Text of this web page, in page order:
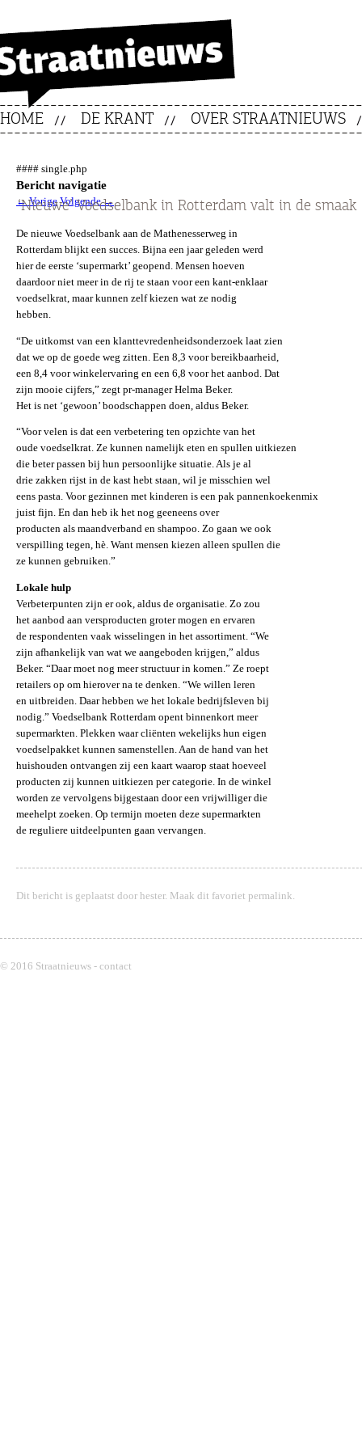
HOME DE KRANT OVER STRAATNIEUWS
#### single.php
Bericht navigatie
←Vorige Volgende→
‘Nieuwe’ Voedselbank in Rotterdam valt in de smaak
De nieuwe Voedselbank aan de Mathenesserweg in
Rotterdam blijkt een succes. Bijna een jaar geleden werd
hier de eerste ‘supermarkt’ geopend. Mensen hoeven
daardoor niet meer in de rij te staan voor een kant-enklaar
voedselkrat, maar kunnen zelf kiezen wat ze nodig
hebben.
“De uitkomst van een klanttevredenheidsonderzoek laat zien
dat we op de goede weg zitten. Een 8,3 voor bereikbaarheid,
een 8,4 voor winkelervaring en een 6,8 voor het aanbod. Dat
zijn mooie cijfers,” zegt pr-manager Helma Beker.
Het is net ‘gewoon’ boodschappen doen, aldus Beker.
“Voor velen is dat een verbetering ten opzichte van het
oude voedselkrat. Ze kunnen namelijk eten en spullen uitkiezen
die beter passen bij hun persoonlijke situatie. Als je al
drie zakken rijst in de kast hebt staan, wil je misschien wel
eens pasta. Voor gezinnen met kinderen is een pak pannenkoekenmix
juist fijn. En dan heb ik het nog geeneens over
producten als maandverband en shampoo. Zo gaan we ook
verspilling tegen, hè. Want mensen kiezen alleen spullen die
ze kunnen gebruiken.”
Lokale hulp
Verbeterpunten zijn er ook, aldus de organisatie. Zo zou
het aanbod aan versproducten groter mogen en ervaren
de respondenten vaak wisselingen in het assortiment. “We
zijn afhankelijk van wat we aangeboden krijgen,” aldus
Beker. “Daar moet nog meer structuur in komen.” Ze roept
retailers op om hierover na te denken. “We willen leren
en uitbreiden. Daar hebben we het lokale bedrijfsleven bij
nodig.” Voedselbank Rotterdam opent binnenkort meer
supermarkten. Plekken waar cliënten wekelijks hun eigen
voedselpakket kunnen samenstellen. Aan de hand van het
huishouden ontvangen zij een kaart waarop staat hoeveel
producten zij kunnen uitkiezen per categorie. In de winkel
worden ze vervolgens bijgestaan door een vrijwilliger die
meehelpt zoeken. Op termijn moeten deze supermarkten
de reguliere uitdeelpunten gaan vervangen.
Dit bericht is geplaatst door hester. Maak dit favoriet permalink.
© 2016 Straatnieuws - contact